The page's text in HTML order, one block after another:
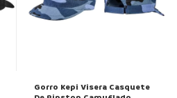
Gorro Kepi Visera Casquete